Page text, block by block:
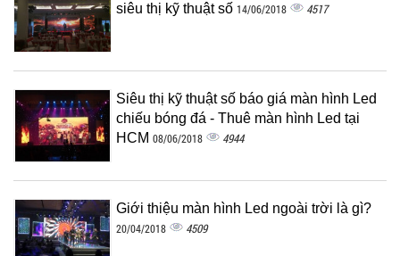
siêu thị kỹ thuật số 14/06/2018 4517
Siêu thị kỹ thuật số báo giá màn hình Led
chiếu bóng đá - Thuê màn hình Led tại
HCM 08/06/2018 4944
Giới thiệu màn hình Led ngoài trời là gì?
20/04/2018 4509